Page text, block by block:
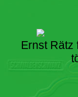
Ernst Rätz